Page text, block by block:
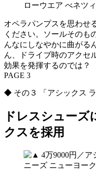
オペラパンプスを思わせ
ください。ソールそのも
んなにしなやかに曲がる
ん、ドライブ時のアクセ
効果を発揮するのでは？
PAGE 3
◆ その３ 「アシックス ラ
ドレスシュー
クスを採用